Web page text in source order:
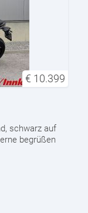
€ 10.399
schwarz auf
begrüßen